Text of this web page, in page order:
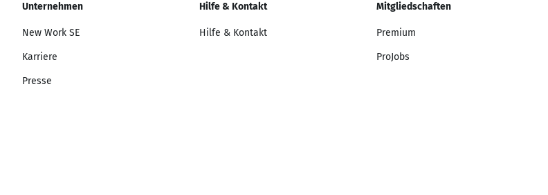
Unternehmen
New Work SE
Karriere
Presse
Hilfe & Kontakt
Hilfe & Kontakt
Mitgliedschaften
Premium
ProJobs